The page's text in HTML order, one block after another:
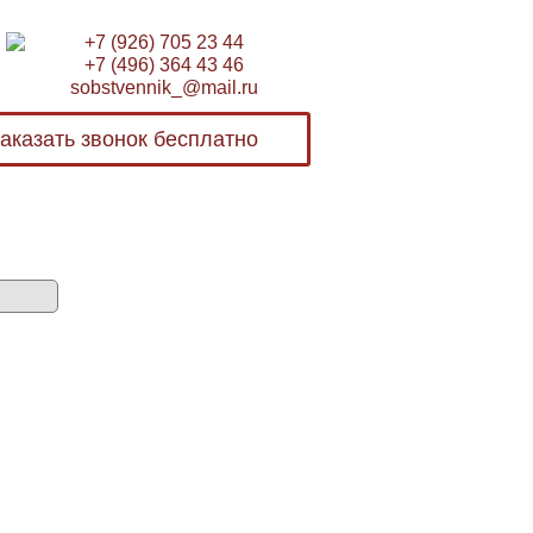
+7 (926) 705 23 44
+7 (496) 364 43 46
sobstvennik_@mail.ru
звонок бесплатно